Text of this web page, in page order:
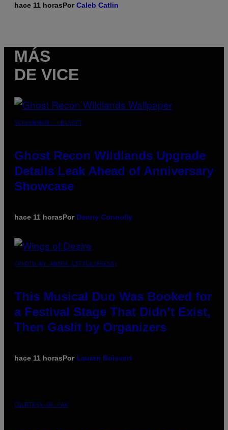
hace 11 horasPorCaleb Catlin
MÁS
DE VICE
SCREENSHOT: UBISOFT
Ghost Recon Wildlands Upgrade
Details Leak Ahead of Anniversary
Showcase
hace 11 horasPor Denny Connolly
(PHOTO BY AMBER LITTLE/PRESS)
This Musical Duo Was Booked for
a Festival Stage That Didn’t Exist,
Then Gaslit by Organizers
hace 11 horasPor Lauren Boisvert
COURTESY OF PAX